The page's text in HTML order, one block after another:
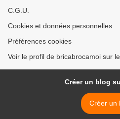
C.G.U.
Cookies et données personnelles
Préférences cookies
Voir le profil de bricabrocamoi sur
Créer un blog
Créer un